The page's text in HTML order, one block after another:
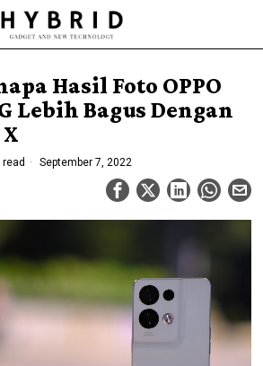
Hasil Foto OPPO
Lebih Bagus Dengan
September 7, 2022